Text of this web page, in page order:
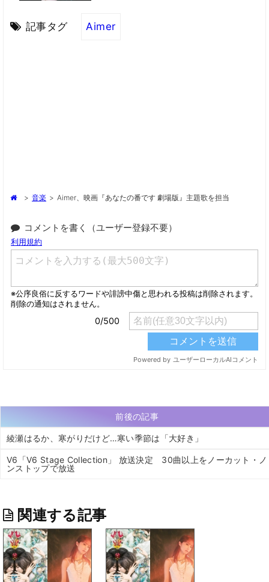
記事タグ Aimer
> 音楽 > Aimer、映画『あなたの番です 劇場版』主題歌を担当
コメントを書く（ユーザー登録不要）
前後の記事
綾瀬はるか、寒がりだけど…寒い季節は「大好き」
V6「V6 Stage Collection」 放送決定 30曲以上をノーカット・ノ
ンストップで放送
関連する記事